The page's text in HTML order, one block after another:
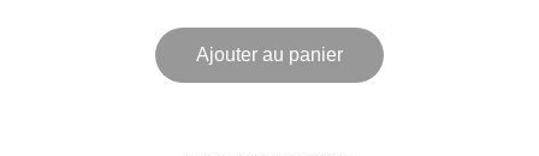
Ajouter au panier